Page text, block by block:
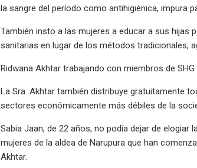
la sangre del período como antihigiénica, impura
También insto a las mujeres a educar a sus hijas
sanitarias en lugar de los métodos tradicionales,
Ridwana Akhtar trabajando con miembros de SHG
La Sra. Akhtar también distribuye gratuitamente
sectores económicamente más débiles de la
Sabia Jaan, de 22 años, no podía dejar de elogiar
mujeres de la aldea de Narupura que han
Akhtar.